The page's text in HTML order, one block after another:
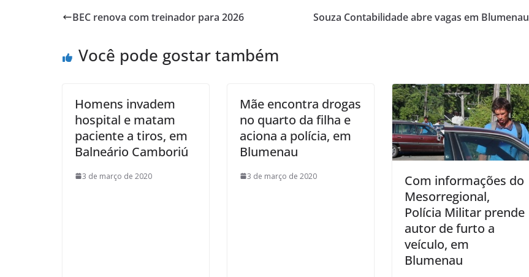
BEC renova com treinador para 2026 Souza Contabilidade abre vagas em Blumenau
Você pode gostar também
Homens invadem
hospital e matam
paciente a tiros, em
Balneário Camboriú
3 de março de 2020
Mãe encontra drogas
no quarto da filha e
aciona a polícia, em
Blumenau
3 de março de 2020
Com informações do
Mesorregional,
Polícia Militar prende
autor de furto a
veículo, em
Blumenau